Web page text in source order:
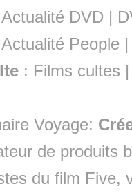
Actualité DVD |
Actualité People
: Films cultes
Voyage:
de produits
du film Five,